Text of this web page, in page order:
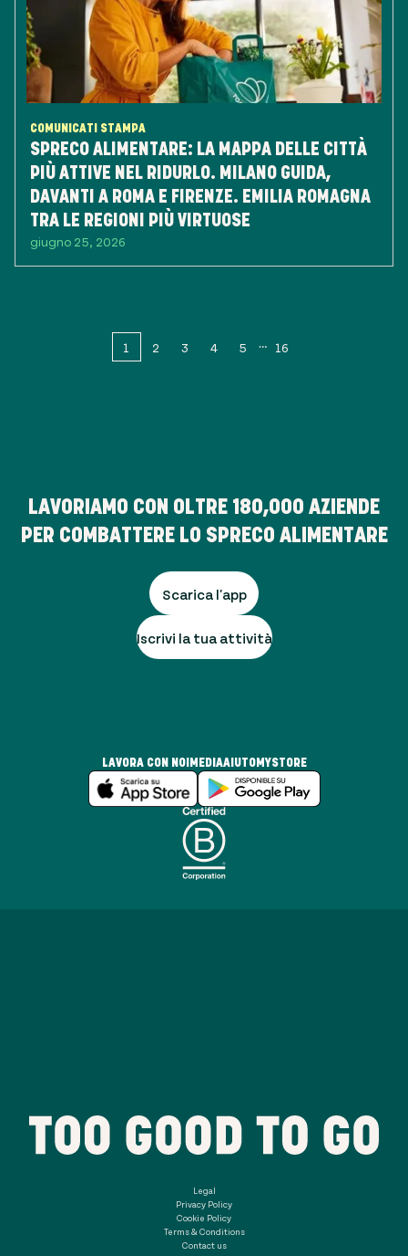
COMUNICATI STAMPA
SPRECO ALIMENTARE: LA MAPPA DELLE CITTÀ
PIÙ ATTIVE NEL RIDURLO. MILANO GUIDA,
DAVANTI A ROMA E FIRENZE. EMILIA ROMAGNA
TRA LE REGIONI PIÙ VIRTUOSE
giugno 25, 2026
1 2 3 4 5 16
LAVORIAMO CON OLTRE 180,000 AZIENDE
PER COMBATTERE LO SPRECO ALIMENTARE
Scarica l'app
Iscrivi la tua attività
LAVORA CON NOI MEDIAAIUTOMYSTORE
Legal
Privacy Policy
Cookie Policy
Terms & Conditions
Contact us